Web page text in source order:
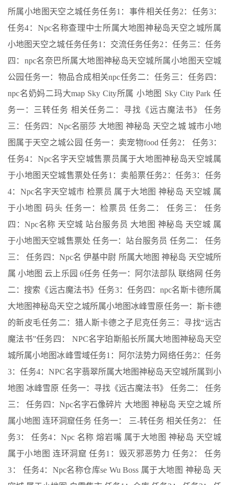
所属小地图天空之城任务任务1：事件相关任务2：任务3：
任务4：Npc名称查理中士所属大地图神秘岛天空之城所属
小地图天空之城任务任务1：交流任务任务2：任务三：任务
四：npc名奈巴所属大地图神秘岛天空城所属小地图天空城
公园任务一：物品合成相关npc任务二：任务三：任务四：
npc名奶妈二玛大map Sky City所属 小地图 Sky City Park 任
务一：三转任务 相关任务二：寻找《远古魔法书》 任务
三：任务四：Npc名丽莎 大地图 神秘岛 天空之城 城市小地
图属于天空之城公园 任务一：卖宠物food 任务2： 任务3：
任务4：Npc名字天空城售票员属于大地图神秘岛天空城属
于小地图天空城售票处任务1：卖船票任务2：任务3：任务
4：Npc名字天空城市 检票员 属于大地图 神秘岛 天空城 属
于小地图 码头 任务一：检票员 任务二： 任务三： 任务
四：Npc名称 天空城 站台服务员 大地图 神秘岛 天空城 属
于小地图天空城售票处 任务一：站台服务员 任务二： 任务
三： 任务四：Npc名 伊基中尉 所属大地图 神秘岛 天空城所
属 小地图 云上乐园 6任务 任务一：阿尔法部队 联络网 任务
二：搜索《远古魔法书》任务3：任务四：npc名斯卡德所属
大地图神秘岛天空之城所属小地图冰峰雪原任务一：斯卡德
的新皮毛任务二：猎人斯卡德之子尼克任务三：寻找“远古
魔法书”任务四： NPC名字珀斯船长所属大地图神秘岛天空
城所属小地图冰峰雪域任务1：阿尔法势力网络任务2：任务
3：任务4：NPC名字翡翠所属大地图神秘岛天空城所属到小
地图 冰峰雪原 任务一：寻找《远古魔法书》 任务二： 任务
三： 任务四：Npc名字石像碎片 大地图 神秘岛 天空之城 所
属小地图 连环洞窟任务 任务一： 三-转任务 相关任务2： 任
务3： 任务4：Npc 名称 熔岩嘴 属于大地图 神秘岛 天空城
属于小地图 连环洞窟 任务1：毁灭邪恶势力 任务2： 任务
3： 任务4：Npc名称仓库se Wu Boss 属于大地图 神秘岛 天